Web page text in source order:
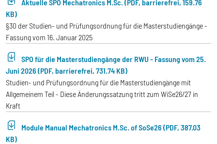
Aktuelle SPO Mechatronics M.Sc. (PDF, barrierefrei, 159.76
KB)
§30 der Studien- und Prüfungsordnung für die Masterstudiengänge -
Fassung vom 16. Januar 2025
SPO für die Masterstudiengänge der RWU - Fassung vom 25.
Juni 2026 (PDF, barrierefrei, 731.74 KB)
Studien- und Prüfungsordnung für die Masterstudiengänge mit
Allgemeinem Teil - Diese Änderungssatzung tritt zum WiSe26/27 in
Kraft
Module Manual Mechatronics M.Sc. of SoSe26 (PDF, 387.03
KB)